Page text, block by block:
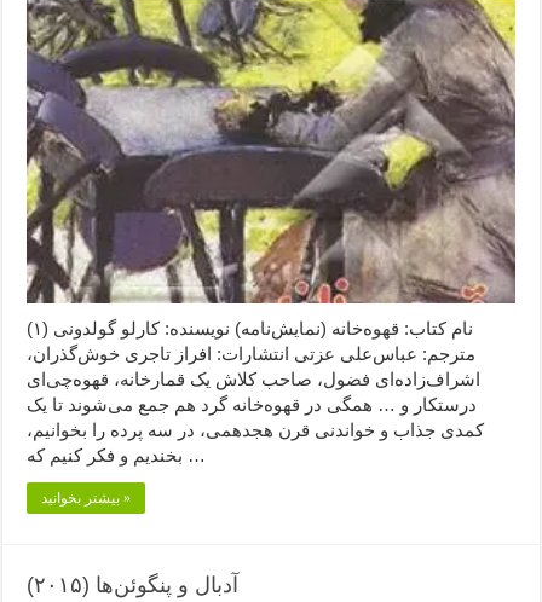
نام کتاب: قهوه‌خانه (نمایش‌نامه) نویسنده: کارلو گولدونی (۱)
مترجم: عباس‌علی عزتی انتشارات: افراز تاجری خوش‌گذران،
اشراف‌زاده‌ای فضول، صاحب کلاش یک قمارخانه، قهوه‌چی‌ای
درستکار و … همگی در قهوه‌خانه گرد هم جمع می‌شوند تا یک
کمدی جذاب و خواندنی قرن هجدهمی، در سه پرده را بخوانیم،
بخندیم و فکر کنیم که …
بیشتر بخوانید »
آدبال و پنگوئن‌ها (۲۰۱۵)